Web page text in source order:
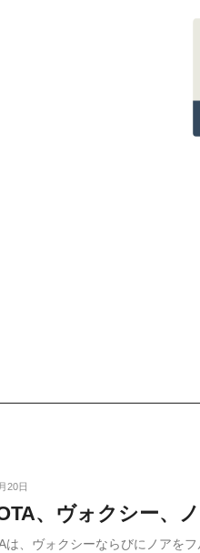
20日
、ヴォクシー、
は、ヴォクシーならびにノアを